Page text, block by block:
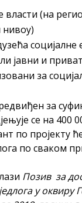
(на
социјалне
и
за
за
се на 400
по пројекту
по сваком
Позив за
у